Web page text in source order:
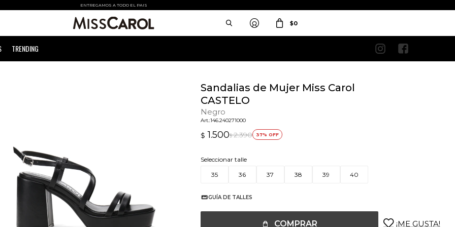
ENTREGAMOS A TODO EL PAIS
TRENDING
$0
 
Sandalias de Mujer Miss Carol
CASTELO
Negro
146.240271000
$ 1.500$ 2.390 37
Seleccionar talle
35
36 37 38 39 40
GUÍA DE TALLES
COMPRAR